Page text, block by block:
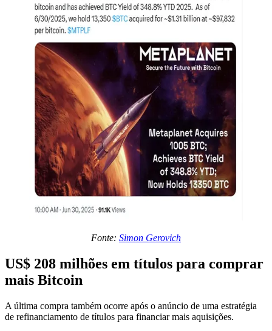
Fonte: Simon Gerovich
US$ 208 milhões em títulos para comprar
mais Bitcoin
A última compra também ocorre após o anúncio de uma estratégia
de refinanciamento de títulos para financiar mais aquisições.